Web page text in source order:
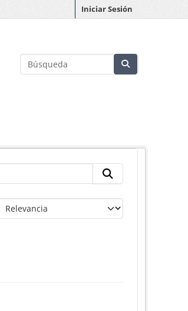
Iniciar Sesión